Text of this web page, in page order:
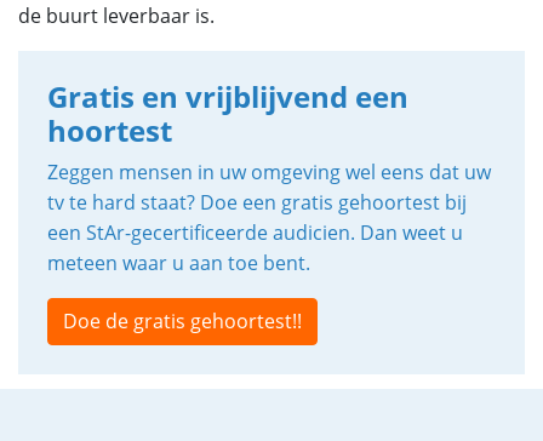
de buurt leverbaar is.
Gratis en vrijblijvend een
hoortest
Zeggen mensen in uw omgeving wel eens dat uw
tv te hard staat? Doe een gratis gehoortest bij
een StAr-gecertificeerde audicien. Dan weet u
meteen waar u aan toe bent.
Doe de gratis gehoortest!!